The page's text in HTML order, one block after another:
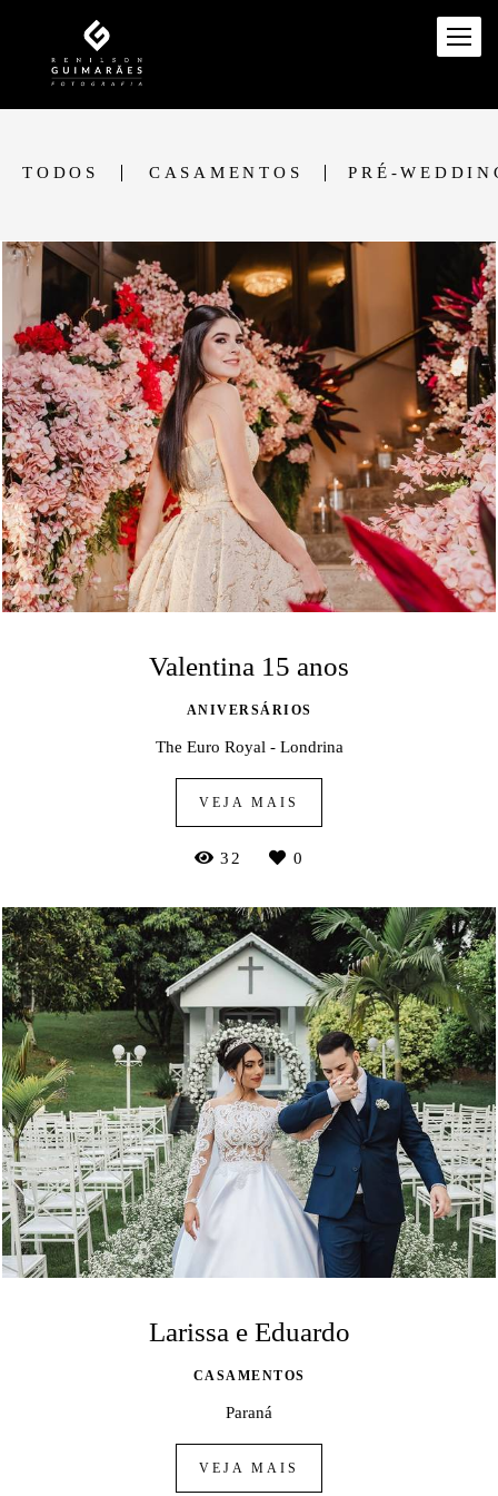
TODOS CASAMENTOS PRÉ-
Valentina 15 anos
ANIVERSÁRIOS
The Euro Royal - Londrina
VEJA MAIS
32 0
Larissa e Eduardo
CASAMENTOS
Paraná
VEJA MAIS